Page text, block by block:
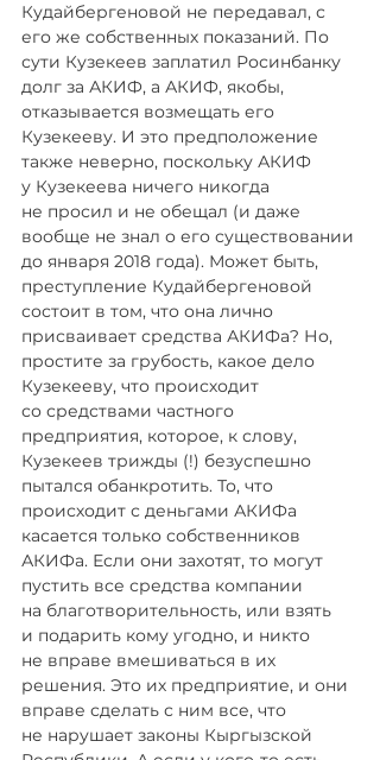
Кудайбергеновой не передавал, с
его же собственных показаний. По
сути Кузекеев заплатил Росинбанку
долг за АКИФ, а АКИФ, якобы,
отказывается возмещать его
Кузекееву. И это предположение
также неверно, поскольку АКИФ
у Кузекеева ничего никогда
не просил и не обещал (и даже
вообще не знал о его существовании
до января 2018 года). Может быть,
преступление Кудайбергеновой
состоит в том, что она лично
присваивает средства АКИФа? Но,
простите за грубость, какое дело
Кузекееву, что происходит
со средствами частного
предприятия, которое, к слову,
Кузекеев трижды (!) безуспешно
пытался обанкротить. То, что
происходит с деньгами АКИФа
касается только собственников
АКИФа. Если они захотят, то могут
пустить все средства компании
на благотворительность, или взять
и подарить кому угодно, и никто
не вправе вмешиваться в их
решения. Это их предприятие, и они
вправе сделать с ним все, что
не нарушает законы Кыргызской